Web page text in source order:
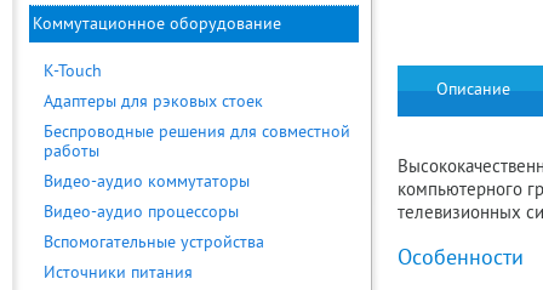
Коммутационное оборудование
K-Touch
Адаптеры для рэковых стоек
Беспроводные решения для совместной
работы
Видео-аудио коммутаторы
Видео-аудио процессоры
Вспомогательные устройства
Источники питания
Описание
компьютерного
телевизионных
Особенности